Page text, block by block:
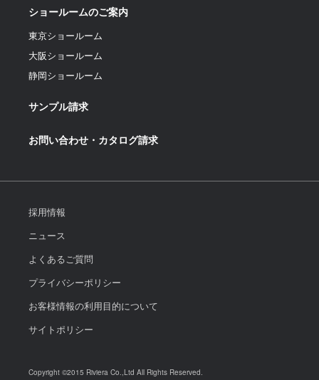
ショールームのご案内
東京ショールーム
大阪ショールーム
静岡ショールーム
サンプル請求
お問い合わせ・カタログ請求
採用情報
ニュース
よくあるご質問
プライバシーポリシー
お客様情報の利用目的について
サイトポリシー
Copyright ©2015 Riviera Co.,Ltd All Rights Reserved.